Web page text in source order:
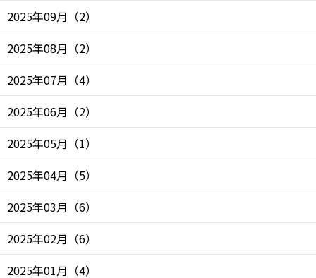
2025年09月 （2）
2025年08月 （2）
2025年07月 （4）
2025年06月 （2）
2025年05月 （1）
2025年04月 （5）
2025年03月 （6）
2025年02月 （6）
2025年01月 （4）